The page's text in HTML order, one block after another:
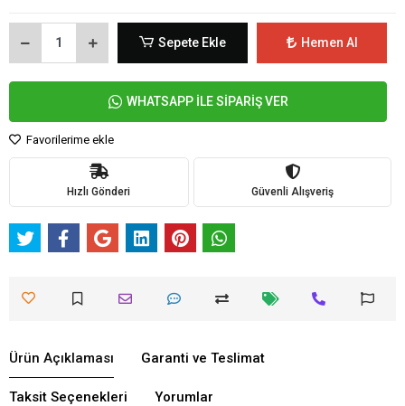
Sepete Ekle Hemen Al
WHATSAPP İLE SİPARİŞ VER
Favorilerime ekle
Hızlı Gönderi Güvenli Alışveriş
Ürün Açıklaması Garanti ve Teslimat
Taksit Seçenekleri Yorumlar